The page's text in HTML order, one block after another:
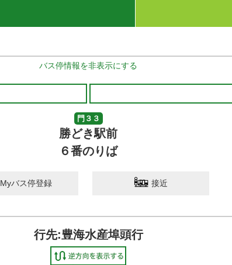
バス停情報を非表示にする
門３３
勝どき駅前
６番のりば
Myバス停登録 接近
行先:豊海水産埠頭行